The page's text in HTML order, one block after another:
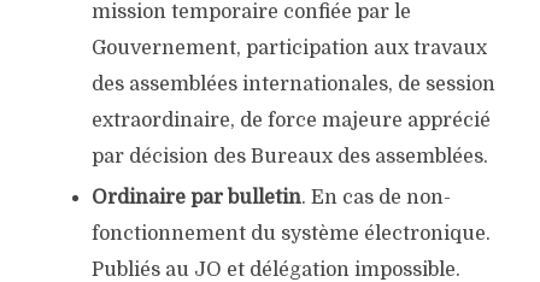
mission temporaire confiée par le
Gouvernement, participation aux travaux
des assemblées internationales, de session
extraordinaire, de force majeure apprécié
par décision des Bureaux des assemblées.
Ordinaire par bulletin. En cas de non-
fonctionnement du système électronique.
Publiés au JO et délégation impossible.